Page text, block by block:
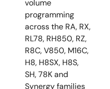
volume
programming
across the RA, RX,
RL78, RH850, RZ,
R8C, V850, M16C,
H8, H8SX, H8S,
SH, 78K and
Synergy families